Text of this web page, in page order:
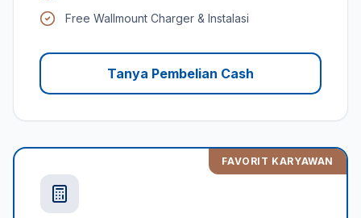
Free Wallmount Charger & Instalasi
Tanya Pembelian Cash
FAVORIT KARYAWAN